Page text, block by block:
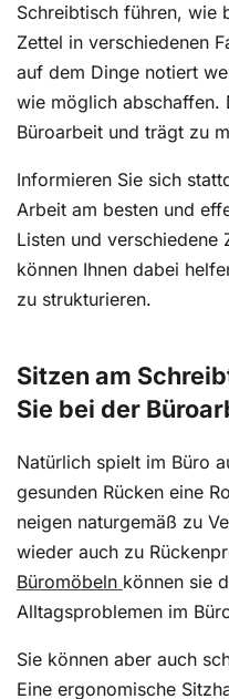
Schreibtisch führen, wie
Zettel in verschiedenen
auf dem Dinge notiert
wie möglich abschaffen.
Büroarbeit und trägt zu
Informieren Sie sich
Arbeit am besten und
Listen und verschiedene
können Ihnen dabei
zu strukturieren.
Sitzen am
Sie bei der
Natürlich spielt im Büro
gesunden Rücken eine
neigen naturgemäß zu
wieder auch zu
Büromöbeln können sie
Alltagsproblemen im
Sie können aber auch
Eine ergonomische